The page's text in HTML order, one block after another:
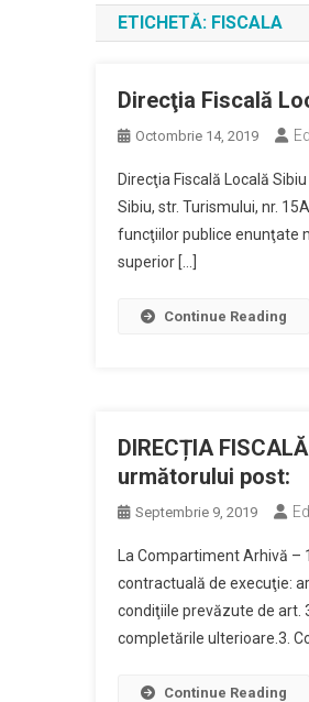
ETICHETĂ: FISCALA
Direcţia Fiscală
Octombrie 14, 2019
Direcţia Fiscală Locală
Sibiu, str. Turismului, nr.
funcţiilor publice enunţate
superior […]
Continue Reading
DIRECȚIA
următorului post:
Septembrie 9, 2019
La Compartiment Arhivă
contractuală de execuţie:
condiţiile prevăzute de art.
completările ulterioare.3.
Continue Reading